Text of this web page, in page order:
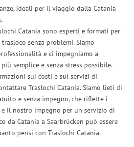
ideali per il viaggio dalla Catania
Catania sono esperti e formati per
senza problemi. Siamo
e ci impegniamo a
semplice e senza stress possibile.
sui costi e sui servizi di
Traslochi Catania. Siamo lieti di
e senza impegno, che riflette i
il nostro impegno per un servizio di
da Catania a Saarbrücken può essere
pensi con Traslochi Catania.